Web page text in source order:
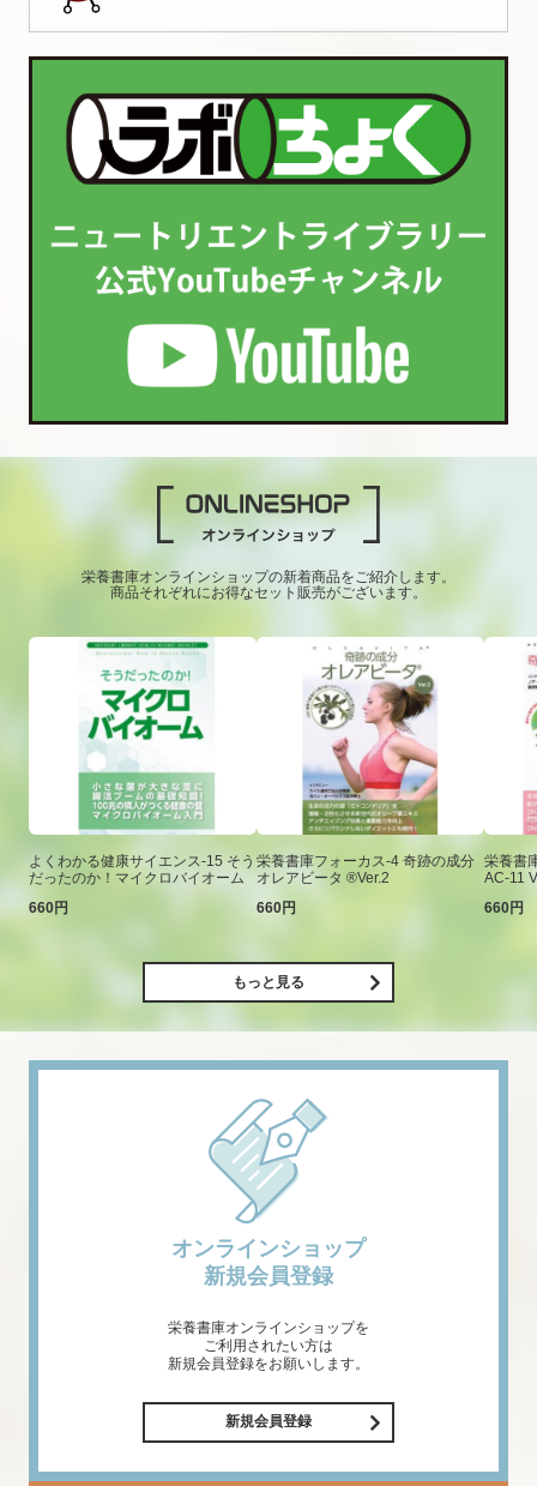
栄養書庫オンラインショップの新着商品をご紹介します。
商品それぞれにお得なセット販売がございます。
よくわかる健康サイエンス-15 そう
だったのか！マイクロバイオーム
660円
栄養書庫フォーカス-4 奇跡の成分
オレアビータ ®Ver.2
660円
栄養書
AC-11
660円
もっと見る
オンラインショップ
新規会員登録
栄養書庫オンラインショップを
ご利用されたい方は
新規会員登録をお願いします。
新規会員登録